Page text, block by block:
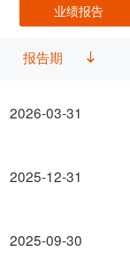
业绩报告
报告期
2026-03-31
2025-12-31
2025-09-30